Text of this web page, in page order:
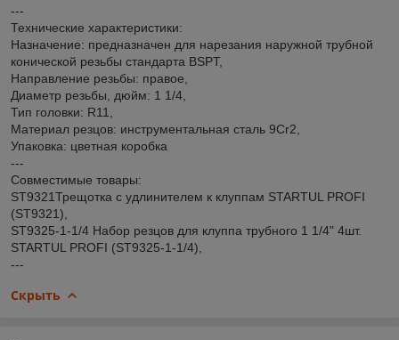
---
Технические характеристики:
Назначение: предназначен для нарезания наружной трубной
конической резьбы стандарта BSPT,
Направление резьбы: правое,
Диаметр резьбы, дюйм: 1 1/4,
Тип головки: R11,
Материал резцов: инструментальная сталь 9Cr2,
Упаковка: цветная коробка
---
Совместимые товары:
ST9321Трещотка с удлинителем к клуппам STARTUL PROFI
(ST9321),
ST9325-1-1/4 Набор резцов для клуппа трубного 1 1/4" 4шт.
STARTUL PROFI (ST9325-1-1/4),
---
Скрыть